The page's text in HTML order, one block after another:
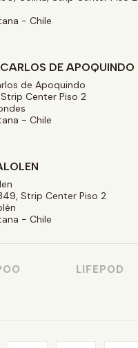
- Chile
DE APOQUINDO
de Apoquindo
Strip Center Piso 2
- Chile
Strip Center Piso 2
- Chile
LIFEPOD